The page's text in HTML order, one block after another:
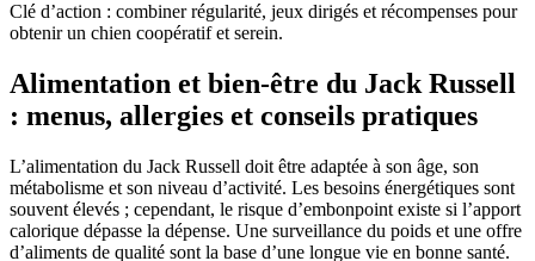
Clé d’action : combiner régularité, jeux dirigés et récompenses pour
obtenir un chien coopératif et serein.
Alimentation et bien-être du Jack Russell
: menus, allergies et conseils pratiques
L’alimentation du Jack Russell doit être adaptée à son âge, son
métabolisme et son niveau d’activité. Les besoins énergétiques sont
souvent élevés ; cependant, le risque d’embonpoint existe si l’apport
calorique dépasse la dépense. Une surveillance du poids et une offre
d’aliments de qualité sont la base d’une longue vie en bonne santé.